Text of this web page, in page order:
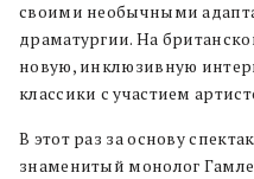
своими необычными
драматургии. На
новую, инклюзивную
классики с участием
В этот раз за основу
знаменитый монолог